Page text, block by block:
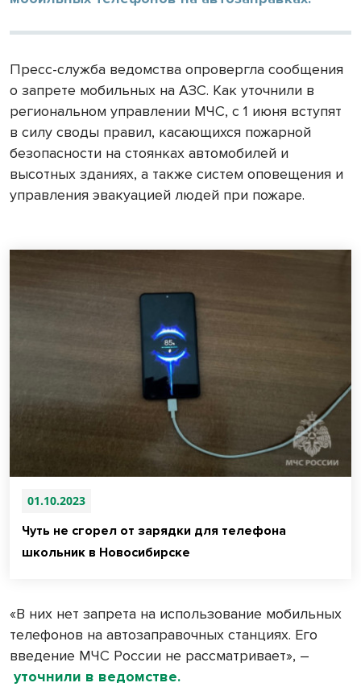
Пресс-служба ведомства опровергла сообщения
о запрете мобильных на АЗС. Как уточнили в
региональном управлении МЧС, с 1 июня вступят
в силу своды правил, касающихся пожарной
безопасности на стоянках автомобилей и
высотных зданиях, а также систем оповещения и
управления эвакуацией людей при пожаре.
01.10.2023
Чуть не сгорел от зарядки для телефона
школьник в Новосибирске
«В них нет запрета на использование мобильных
телефонов на автозаправочных станциях. Его
введение МЧС России не рассматривает», –
уточнили в ведомстве.